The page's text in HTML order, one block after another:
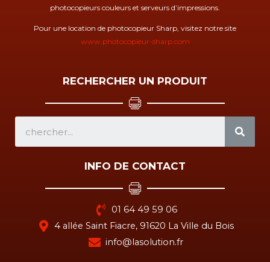
photocopieurs couleurs et serveurs d’impressions.
Pour une location de photocopieur Sharp, visitez notre site
www.photocopieur-sharp.com
RECHERCHER UN PRODUIT
INFO DE CONTACT
01 64 49 59 06
4 allée Saint Fiacre, 91620 La Ville du Bois
info@lasolution.fr